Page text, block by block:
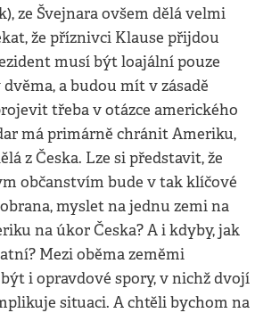
ze Švejnara ovšem dělá velmi
že příznivci Klause přijdou
musí být loajální pouze
a budou mít v zásadě
třeba v otázce amerického
má primárně chránit Ameriku,
z Česka. Lze si představit, že
občanstvím bude v tak klíčové
myslet na jednu zemi na
na úkor Česka? A i kdyby, jak
Mezi oběma zeměmi
i opravdové spory, v nichž dvojí
situaci. A chtěli bychom na